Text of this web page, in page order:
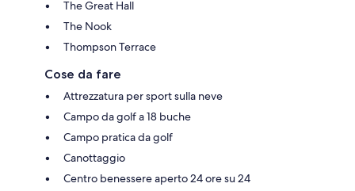
The Great Hall
The Nook
Thompson Terrace
Cose da fare
Attrezzatura per sport sulla neve
Campo da golf a 18 buche
Campo pratica da golf
Canottaggio
Centro benessere aperto 24 ore su 24